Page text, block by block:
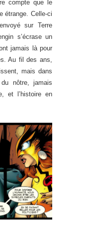
compte que le
étrange. Celle-ci
sur Terre
s’écrase un
jamais là pour
Au fil des ans,
mais dans
nôtre, jamais
et l’histoire en